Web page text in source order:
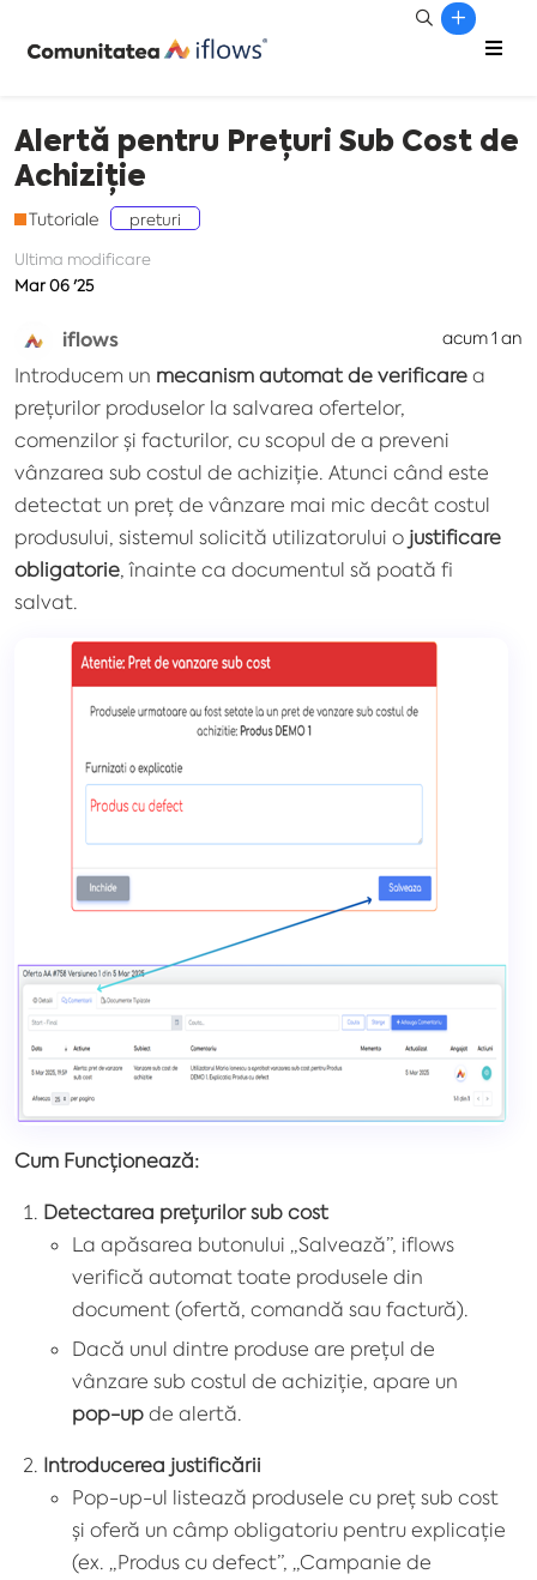
Alertă pentru Prețuri Sub Cost de
Achiziție
Tutoriale
preturi
Ultima modificare
Mar 06 '25
iflows acum 1 an
Introducem un mecanism automat de verificare a
prețurilor produselor la salvarea ofertelor,
comenzilor și facturilor, cu scopul de a preveni
vânzarea sub costul de achiziție. Atunci când este
detectat un preț de vânzare mai mic decât costul
produsului, sistemul solicită utilizatorului o justificare
obligatorie, înainte ca documentul să poată fi
salvat.
Cum Funcționează:
Detectarea prețurilor sub cost
La apăsarea butonului „Salvează”, iflows
verifică automat toate produsele din
document (ofertă, comandă sau factură).
Dacă unul dintre produse are prețul de
vânzare sub costul de achiziție, apare un
pop-up de alertă.
Introducerea justificării
Pop-up-ul listează produsele cu preț sub cost
și oferă un câmp obligatoriu pentru explicație
(ex. „Produs cu defect”, „Campanie de